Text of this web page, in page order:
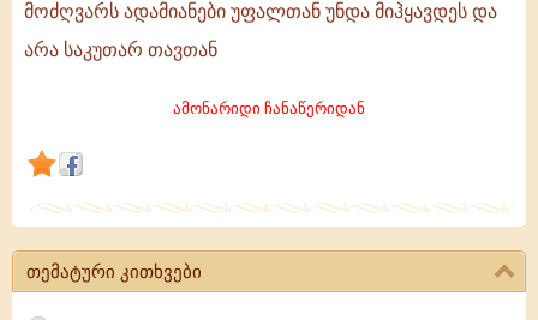
მოძღვარს
ადამიანები
მიჰყავდეს
და
არა
თავთან
მოძღვარს ადამიანები უფალთან უნდა მიჰყავდეს და
არა საკუთარ თავთან
ამონარიდი ჩანაწერიდან
თემატური კითხვები